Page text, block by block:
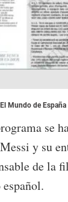
Mundo de
se
y su
de la